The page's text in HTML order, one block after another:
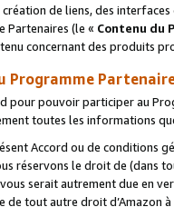
de liens, des
Partenaires (le « Contenu du
concernant des produits
Programme
pour pouvoir participer au
toutes les informations
Accord ou de conditions
réservons le droit de (dans
serait autrement due en
de tout autre droit